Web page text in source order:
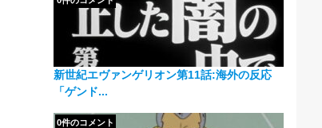
新世紀エヴァンゲリオン第11話:海外の反応
「ゲンド...
0件のコメント